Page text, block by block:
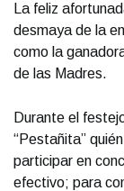
La feliz
desmaya de la
como la
de las Madres.
Durante el
“Pestañita”
participar en
efectivo; para